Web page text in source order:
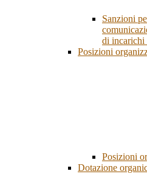
Sanzioni
di incarichi
Posizioni
Posizioni
Dotazione